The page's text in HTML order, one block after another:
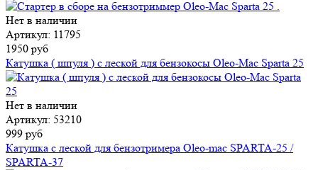
Нет в наличии
Артикул: 11795
1950 руб
Катушка ( шпуля ) с леской для бензокосы Oleo-Mac Sparta 25
Нет в наличии
Артикул: 53210
999 руб
Катушка с леской для бензотримера Oleo-mac SPARTA-25 /
SPARTA-37